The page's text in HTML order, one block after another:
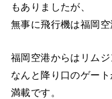
もありましたが、
無事に飛行機は福岡空
福岡空港からはリムジ
なんと降り口のゲー
満載です。